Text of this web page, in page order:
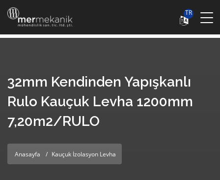
TR
32mm Kendinden Yapışkanlı
Rulo Kauçuk Levha 1200mm
7,20m2/RULO
Anasayfa Kauçuk İzolasyon Levha